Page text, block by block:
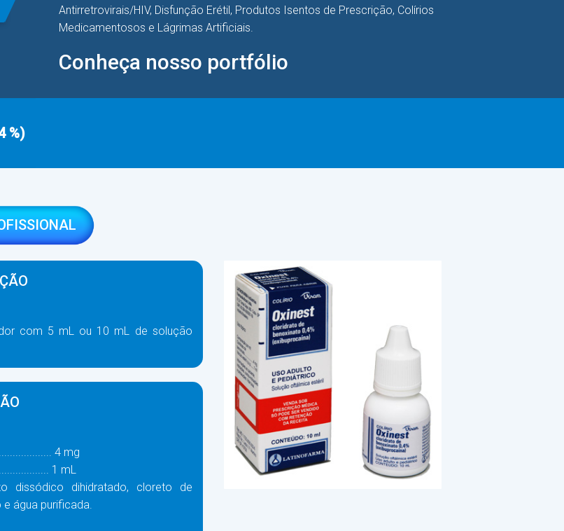
Antirretrovirais/HIV, Disfunção Erétil, Produtos Isentos de Prescrição, Colírios
Medicamentosos e Lágrimas Artificiais.
Conheça nosso portfólio
%)
com 5 mL ou 10 mL de solução
4 mg
1 mL
dissódico dihidratado, cloreto de
água purificada.